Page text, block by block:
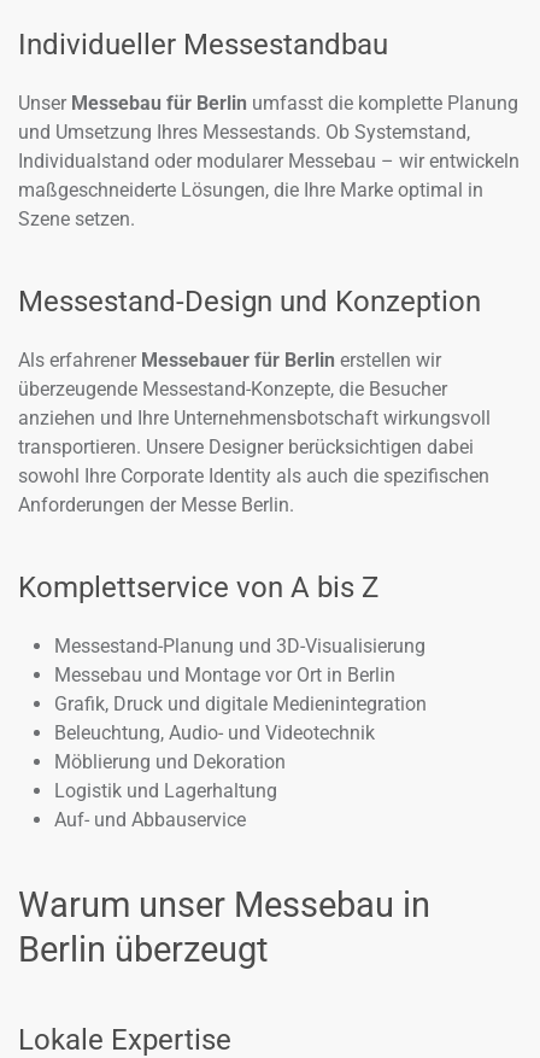
Individueller Messestandbau
Unser Messebau für Berlin umfasst die komplette Planung
und Umsetzung Ihres Messestands. Ob Systemstand,
Individualstand oder modularer Messebau – wir entwickeln
maßgeschneiderte Lösungen, die Ihre Marke optimal in
Szene setzen.
Messestand-Design und Konzeption
Als erfahrener Messebauer für Berlin erstellen wir
überzeugende Messestand-Konzepte, die Besucher
anziehen und Ihre Unternehmensbotschaft wirkungsvoll
transportieren. Unsere Designer berücksichtigen dabei
sowohl Ihre Corporate Identity als auch die spezifischen
Anforderungen der Messe Berlin.
Komplettservice von A bis Z
Messestand-Planung und 3D-Visualisierung
Messebau und Montage vor Ort in Berlin
Grafik, Druck und digitale Medienintegration
Beleuchtung, Audio- und Videotechnik
Möblierung und Dekoration
Logistik und Lagerhaltung
Auf- und Abbauservice
Warum unser Messebau in
Berlin überzeugt
Lokale Expertise